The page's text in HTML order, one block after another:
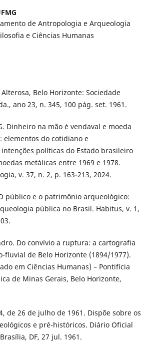
de Antropologia e Arqueologia
e Ciências Humanas
Alterosa, Belo Horizonte: Sociedade
ano 23, n. 345, 100 pág. set. 1961.
Dinheiro na mão é vendaval e moeda
elementos do cotidiano e
políticas do Estado brasileiro
metálicas entre 1969 e 1978.
v. 37, n. 2, p. 163-213, 2024.
público e o patrimônio arqueológico:
pública no Brasil. Habitus, v. 1,
Do convívio a ruptura: a cartografia
fluvial de Belo Horizonte (1894/1977).
em Ciências Humanas) – Pontifícia
de Minas Gerais, Belo Horizonte,
de 26 de julho de 1961. Dispõe sobre os
e pré-históricos. Diário Oficial
DF, 27 jul. 1961.